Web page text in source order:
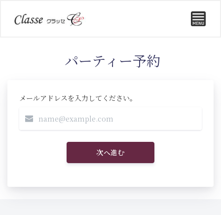
パーティー予約
メールアドレスを入力してください。
次へ進む